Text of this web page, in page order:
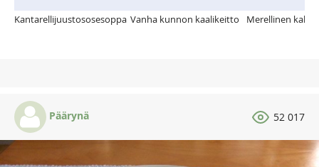
Kantarellijuustososesoppa Vanha kunnon kaalikeitto Merellinen
Päärynä 52 017